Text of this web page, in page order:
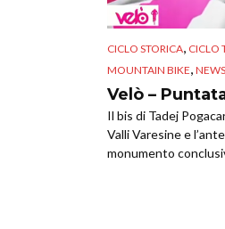
CICLO STORICA, CICLO
MOUNTAIN BIKE, NEWS
Velò –
Il bis di Tadej
Valli Varesine e
monumento